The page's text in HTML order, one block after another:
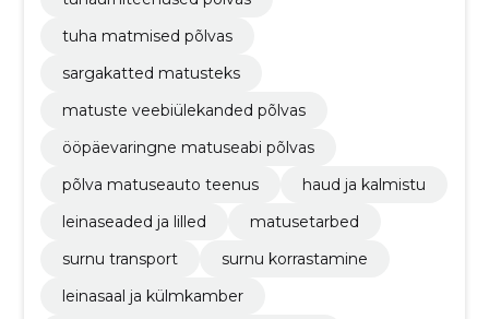
tuha matmised põlvas
sargakatted matusteks
matuste veebiülekanded põlvas
ööpäevaringne matuseabi põlvas
põlva matuseauto teenus
haud ja kalmistu
leinaseaded ja lilled
matusetarbed
surnu transport
surnu korrastamine
leinasaal ja külmkamber